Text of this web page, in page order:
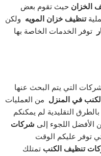
الخزان حيث تقوم بعض
تنظيف خزان المويه ولكن
توفر الخدمات الخاصة بها
التي يتم البحث عنها
في المنزل من العمليات
بالطرق التقليدية لم يمكنكم
الأفضل اللجوء إلى شركات
توفر عليكم الوقت
تنظيف الكنبتمتلك